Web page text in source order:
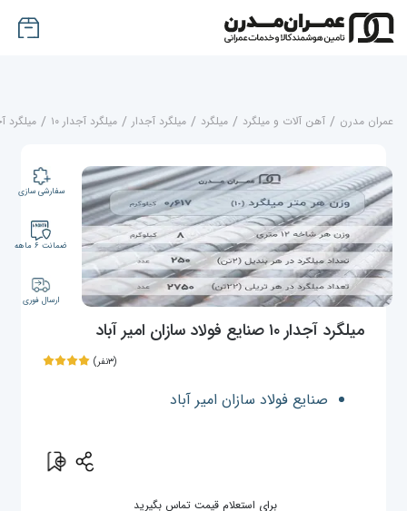
عمران مدرن / آهن آلات و میلگرد / میلگرد / میلگرد آجدار / میلگرد آجدار ۱۰ / میلگرد آجدار ۱۰ صنایع
سفارشی سازی
ضمانت ۶ ماهه
ارسال فوری
میلگرد آجدار ۱۰ صنایع فولاد سازان امیر آباد
(۳نفر)
صنایع فولاد سازان امیر آباد
برای استعلام قیمت تماس بگیرید